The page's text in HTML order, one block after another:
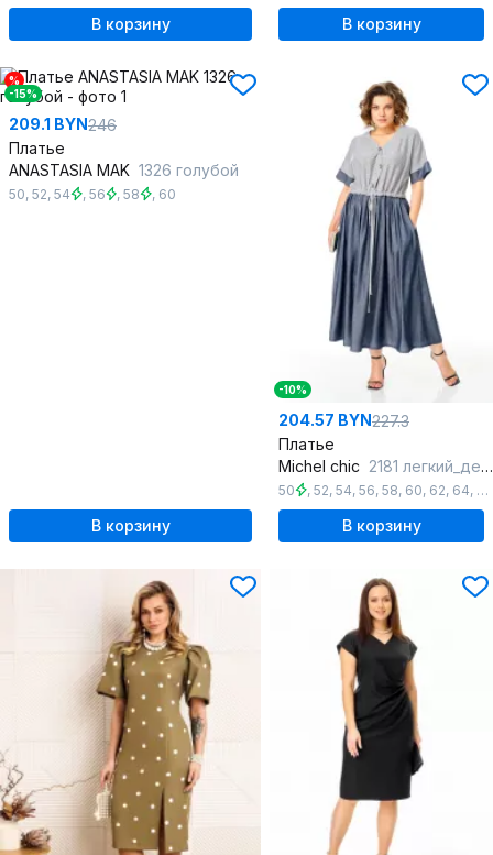
В корзину В корзину
%
-15%
209.1 BYN246
Платье
ANASTASIA MAK 1326 голубой
50, 52, 54 , 56 , 58 , 60
В корзину
-10%
204.57 BYN227.3
Платье
Michel chic 2181 легкий_деним
50 , 52, 54, 56, 58, 60, 62, 64, 66
В корзину